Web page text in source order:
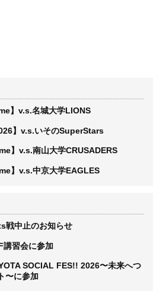
】v.s.名城大学LIONS
】v.s.いそのSuperStars
】v.s.南山大学CRUSADERS
】v.s.中京大学EAGLES
戦中止のお知らせ
講習会に参加
SOCIAL FES!! 2026〜未来へつ
〜に参加